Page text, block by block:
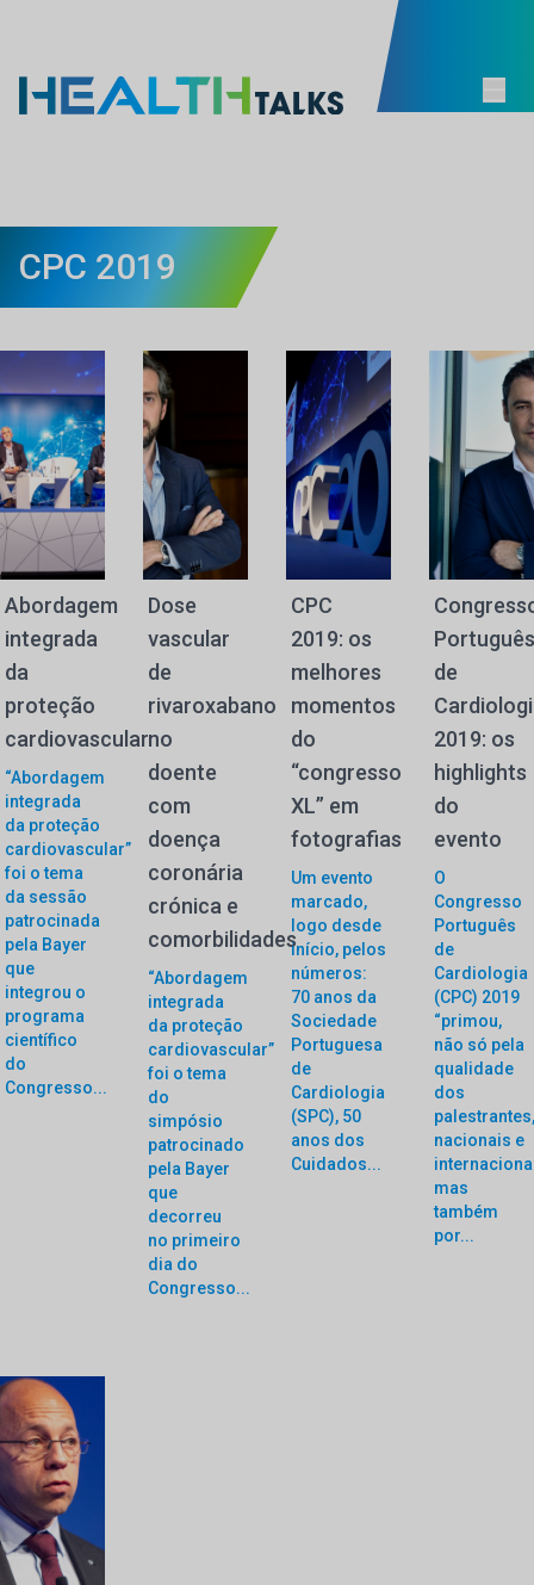
CPC 2019
Abordagem
integrada
da
proteção
cardiovascular
“Abordagem
integrada
da proteção
cardiovascular”
foi o tema
da sessão
patrocinada
pela Bayer
que
integrou o
programa
científico
do
Congresso...
Dose
vascular
de
rivaroxabano
no
doente
com
doença
coronária
crónica e
comorbilidades
“Abordagem
integrada
da proteção
cardiovascular”
foi o tema
do
simpósio
patrocinado
pela Bayer
que
decorreu
no primeiro
dia do
Congresso...
CPC
2019: os
melhores
momentos
do
“congresso
XL” em
fotografias
Um evento
marcado,
logo desde
início, pelos
números:
70 anos da
Sociedade
Portuguesa
de
Cardiologia
(SPC), 50
anos dos
Cuidados...
Português
de
2019: os
highlights
do
evento
O
Congresso
Português
de
Cardiologia
(CPC) 2019
“primou,
não só pela
qualidade
dos
palestrantes,
nacionais e
mas
também
por...